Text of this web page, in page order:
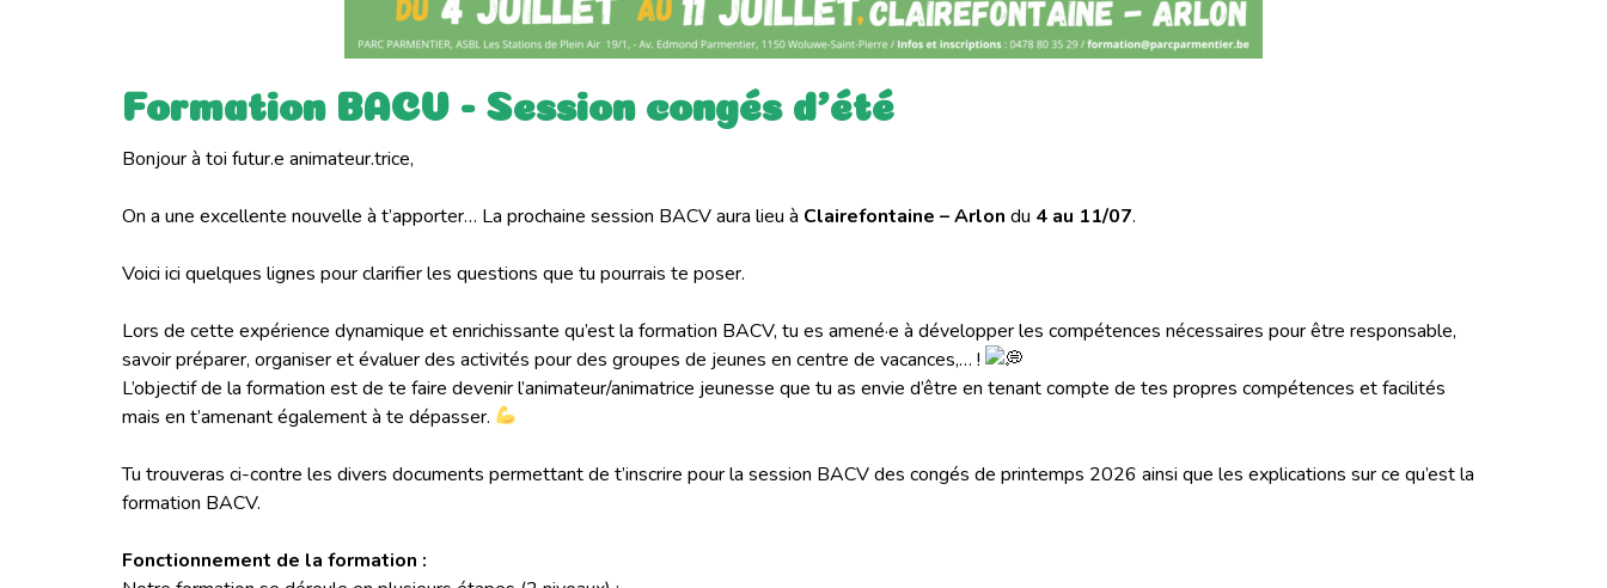
Formation BACV - Session congés d'été
Bonjour à toi futur.e animateur.trice,
On a une excellente nouvelle à t’apporter… La prochaine session BACV aura lieu à Clairefontaine – Arlon du 4 au 11/07.
Voici ici quelques lignes pour clarifier les questions que tu pourrais te poser.
Lors de cette expérience dynamique et enrichissante qu’est la formation BACV, tu es amené·e à développer les compétences nécessaires pour être responsable,
savoir préparer, organiser et évaluer des activités pour des groupes de jeunes en centre de vacances,… !
L’objectif de la formation est de te faire devenir l’animateur/animatrice jeunesse que tu as envie d’être en tenant compte de tes propres compétences et facilités
mais en t’amenant également à te dépasser.
Tu trouveras ci-contre les divers documents permettant de t’inscrire pour la session BACV des congés de printemps 2026 ainsi que les explications sur ce qu’est la
formation BACV.
Fonctionnement de la formation :